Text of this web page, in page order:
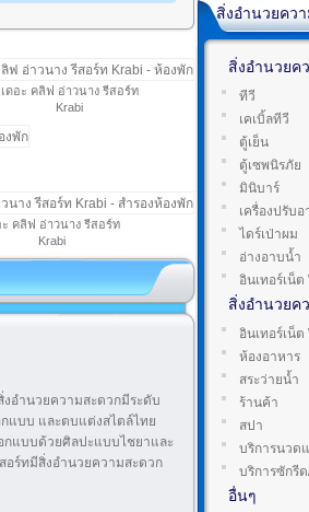
เดอะ คลิฟ อ่าวนาง รีสอร์ท
Krabi
ะ คลิฟ อ่าวนาง รีสอร์ท
Krabi
อำนวยความสะดวกมีระดับ
แบบ และตบแต่งสไตล์ไทย
กแบบด้วยศิลปะแบบไชยาและ
อร์ทมีสิ่งอำนวยความสะดวก
สิ่งอำนวยคว
สิ่งอำนวยค
ทีวี
เคเบิ้ลทีวี
ตู้เย็น
ตู้เซพนิรภัย
มินิบาร์
เครื่องปรับอ
ไดร์เป่าผม
อ่างอาบน้ำ
อินเทอร์เน็ต
สิ่งอำนวยค
อินเทอร์เน็ต
ห้องอาหาร
สระว่ายน้ำ
ร้านค้า
สปา
บริการนวด
บริการซักรี
อื่นๆ